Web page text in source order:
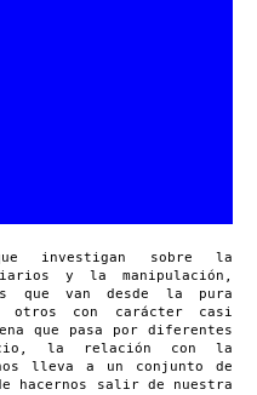
investigan sobre la
y la manipulación,
que van desde la pura
otros con carácter casi
que pasa por diferentes
la relación con la
lleva a un conjunto de
hacernos salir de nuestra